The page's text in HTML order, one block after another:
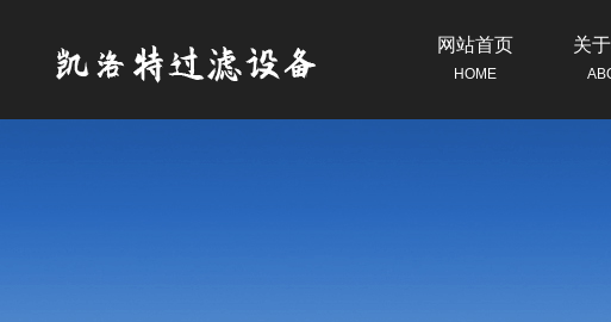
网站首页
HOME
关